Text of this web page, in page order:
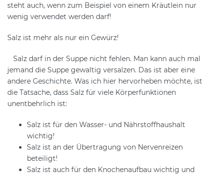
steht auch, wenn zum Beispiel von einem Kräutlein nur
wenig verwendet werden darf!
Salz ist mehr als nur ein Gewürz!
Salz darf in der Suppe nicht fehlen. Man kann auch mal
jemand die Suppe gewaltig versalzen. Das ist aber eine
andere Geschichte. Was ich hier hervorheben möchte, ist
die Tatsache, dass Salz für viele Körperfunktionen
unentbehrlich ist:
Salz ist für den Wasser- und Nährstoffhaushalt
wichtig!
Salz ist an der Übertragung von Nervenreizen
beteiligt!
Salz ist auch für den Knochenaufbau wichtig und